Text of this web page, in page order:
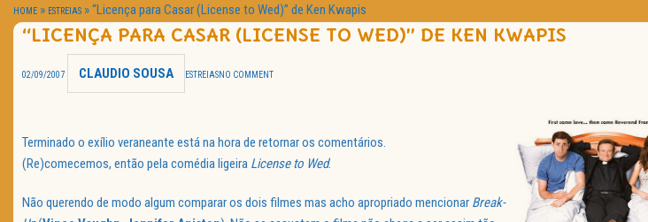
HOME » ESTREIAS »“Licença para Casar (License to Wed)” de Ken Kwapis
“LICENÇA PARA CASAR (LICENSE TO WED)” DE KEN KWAPIS
02/09/2007 CLAUDIO SOUSA ESTREIASNO COMMENT
Terminado o exílio veraneante está na hora de retornar os comentários.
(Re)comecemos, então pela comédia ligeira License to Wed.
Não querendo de modo algum comparar os dois filmes mas acho apropriado mencionar Break-